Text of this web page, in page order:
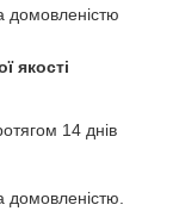
домовленістю
якості
14 днів
домовленістю.